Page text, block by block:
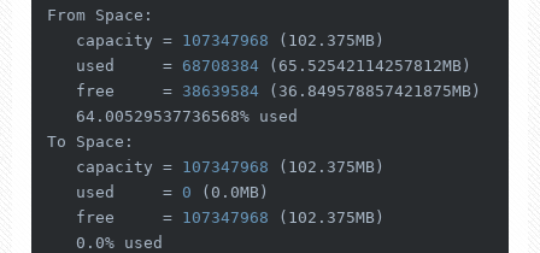
From Space:
   capacity =
107347968
(102.375MB)
   used     =
68708384
(65.52542114257812MB)
   free     =
38639584
(36.849578857421875MB)
   64.00529537736568% used
To Space:
   capacity =
107347968
(102.375MB)
   used     =
0
(0.0MB)
   free     =
107347968
(102.375MB)
   0.0% used